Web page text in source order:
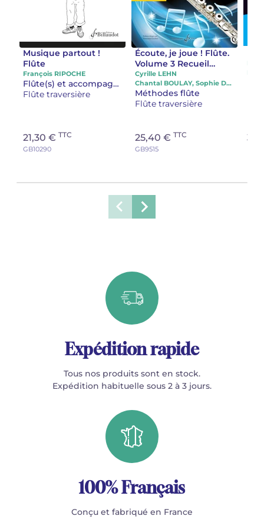
Musique partout !
Flûte
François RIPOCHE
Flûte(s) et accompagnement audio
Flûte traversière
21,30 € TTC
GB10290
Écoute, je joue ! Flûte.
Volume 3 Recueil
d’acquisitions
essentielles
instrumentales et
pédagogiques
Cyrille LEHN
Chantal BOULAY, Sophie DESHAYES
Méthodes flûte
Flûte traversière
25,40 € TTC
GB9515
Expédition rapide
Tous nos produits sont en stock.
Expédition habituelle sous 2 à 3 jours.
100% Français
Conçu et fabriqué en France